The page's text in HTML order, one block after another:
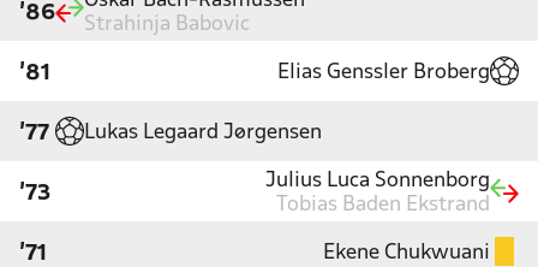
'86
Strahinja Babovic
'81 Elias Genssler Broberg
'77 Lukas Legaard Jørgensen
'73
Julius Luca Sonnenborg
Tobias Baden Ekstrand
'71 Ekene Chukwuani